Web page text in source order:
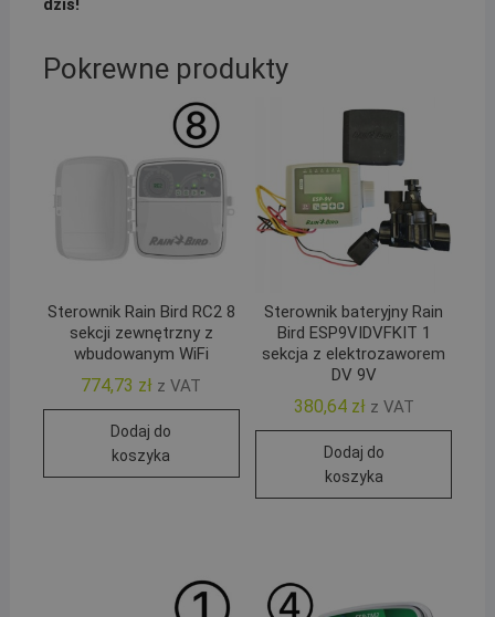
dziś!
Pokrewne produkty
Sterownik Rain Bird RC2 8
sekcji zewnętrzny z
wbudowanym WiFi
774,73 zł z VAT
Dodaj do
koszyka
Sterownik bateryjny Rain
Bird ESP9VIDVFKIT 1
sekcja z elektrozaworem
DV 9V
380,64 zł z VAT
Dodaj do
koszyka